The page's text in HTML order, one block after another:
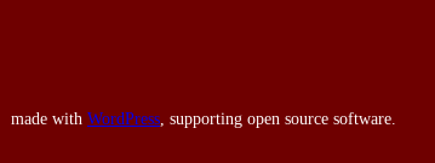
made with WordPress, supporting open source software.